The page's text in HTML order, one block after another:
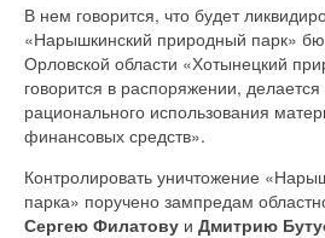
В нем говорится, что будет
«Нарышкинский природный парк»
Орловской области «Хотынецкий
говорится в распоряжении,
рационального использования
финансовых средств».
Контролировать уничтожение
парка» поручено зампредам
Сергею Филатову и Дмитрию